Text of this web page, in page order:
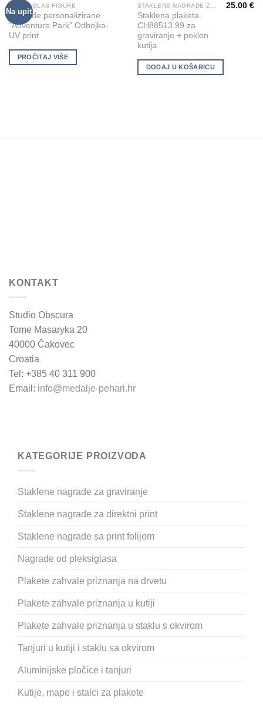
Na upit
Wishlist
PLEKSIGLAS FIGURE
Nagrade personalizirane
“Adventure Park” Odbojka-
UV print
PROČITAJ VIŠE
Staklena plaketa
CH88513.99 za
graviranje + poklon
kutija
25.00€
DODAJ U KOŠARICU
KONTAKT
Studio Obscura
Tome Masaryka 20
40000 Čakovec
Croatia
Tel: +385 40 311 900
Email: info@medalje-pehari.hr
KATEGORIJE PROIZVODA
Staklene nagrade za graviranje
Staklene nagrade za direktni print
Staklene nagrade sa print folijom
Nagrade od pleksiglasa
Plakete zahvale priznanja na drvetu
Plakete zahvale priznanja u kutiji
Plakete zahvale priznanja u staklu s okvirom
Tanjuri u kutiji i staklu sa okvirom
Aluminijske pločice i tanjuri
Kutije, mape i stalci za plakete